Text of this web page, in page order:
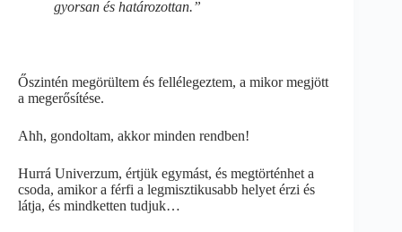
gyorsan és határozottan.”
Őszintén megörültem és fellélegeztem, a mikor megjött
a megerősítése.
Ahh, gondoltam, akkor minden rendben!
Hurrá Univerzum, értjük egymást, és megtörténhet a
csoda, amikor a férfi a legmisztikusabb helyet érzi és
látja, és mindketten tudjuk…